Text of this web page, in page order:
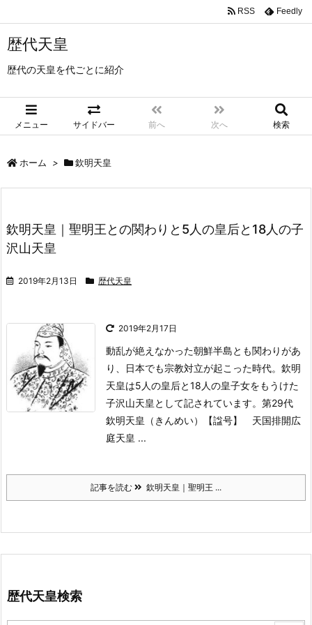
歴代天皇
歴代の天皇を代ごとに紹介
メニュー サイドバー 前へ 次へ 検索
RSS Feedly
ホーム > 欽明天皇
欽明天皇｜聖明王との関わりと5人の皇后と18人の子
沢山天皇
2019年2月13日 歴代天皇
2019年2月17日
動乱が絶えなかった朝鮮半島とも関わりがあ
り、日本でも宗教対立が起こった時代。 欽明
天皇は5人の皇后と18人の皇子女をもうけた
子沢山天皇として記されています。 第29代
欽明天皇（きんめい）
【諡号】 天国排開広
庭天皇 ...
記事を読む 欽明天皇｜聖明王 ...
歴代天皇検索